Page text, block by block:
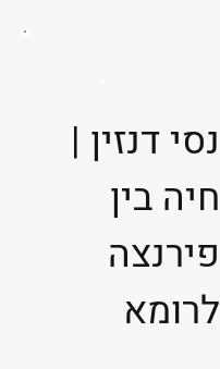
נסי דנזין |
חיה בין
פירנצה
לרומא